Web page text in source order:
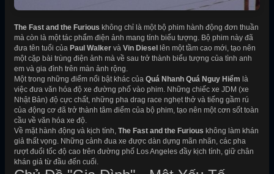
The Fast and the Furious không chỉ là một bộ phim hành động đơn thuần
mà còn là một tác phẩm điện ảnh mang tính biểu tượng. Bộ phim này đã
đưa tên tuổi của Paul Walker và Vin Diesel
lên một tầm cao mới, tạo nên
một cặp bài trùng điện ảnh mà về sau trở thành biểu tượng của tình anh
em và gia đình trên màn ảnh rộng.
Một trong những điểm nổi bật khác của Quá Nhanh Quá Nguy Hiểm là
việc đưa văn hóa độ xe đường phố vào phim. Những chiếc xe JDM (xe
Nhật Bản) độ cực chất, những pha drag race nghẹt thở và tiếng gầm rú
của động cơ đã trở thành tâm điểm của bộ phim, tạo nên một cơn sốt toàn
cầu về văn hóa xe độ.
Về mặt hành động và kịch tính, The Fast and the Furious không làm khán
giả thất vọng. Những cảnh đua xe được dàn dựng mãn nhãn, các pha
rượt đuổi tốc độ cao trên đường phố Los Angeles đầy kịch tính, giữ chân
khán giả từ đầu đến cuối.